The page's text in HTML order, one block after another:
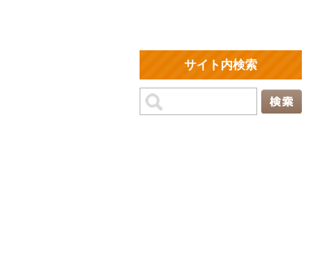
サイト内検索